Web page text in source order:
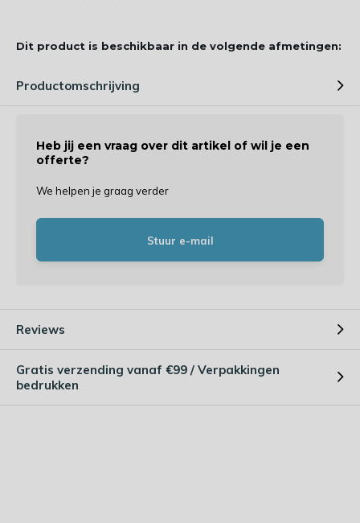
Dit product is beschikbaar in de volgende afmetingen:
Productomschrijving
Heb jij een vraag over dit artikel of wil je een
offerte?
We helpen je graag verder
Stuur e-mail
Reviews
Gratis verzending vanaf €99 / Verpakkingen
bedrukken